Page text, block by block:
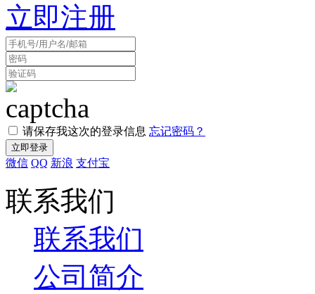
立即注册
请保存我这次的登录信息 忘记密码？
微信 QQ 新浪 支付宝
联系我们
联系我们
公司简介